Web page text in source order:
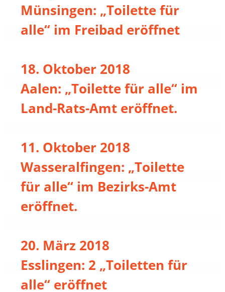
Münsingen: „Toilette für
alle“ im Freibad eröffnet
18. Oktober 2018
Aalen: „Toilette für alle“ im
Land-Rats-Amt eröffnet.
11. Oktober 2018
Wasseralfingen: „Toilette
für alle“ im Bezirks-Amt
eröffnet.
20. März 2018
Esslingen: 2 „Toiletten für
alle“ eröffnet